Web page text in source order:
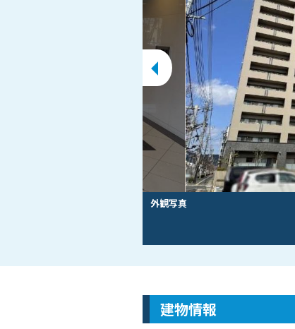
外観写真
建物情報